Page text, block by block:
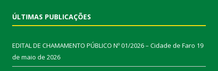
ÚLTIMAS PUBLICAÇÕES
EDITAL DE CHAMAMENTO PÚBLICO Nº 01/2026 – Cidade de Faro 19
de maio de 2026